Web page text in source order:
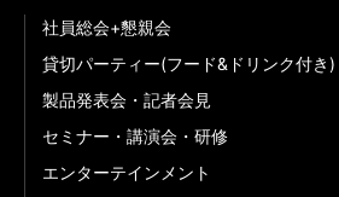
社員総会+懇親会
貸切パーティー(フード&ドリンク付き)
製品発表会・記者会見
セミナー・講演会・研修
エンターテインメント